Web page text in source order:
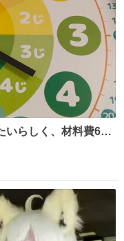
いらしく、材料費600
ちゃ簡単！ ありがと